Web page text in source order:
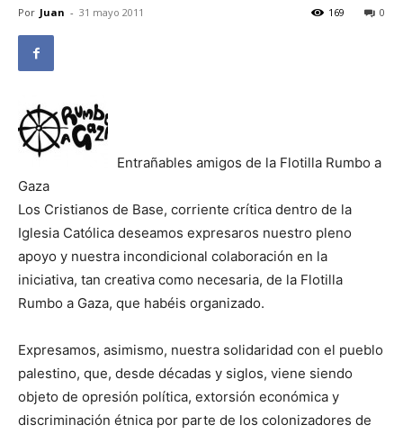
Por Juan - 31 mayo 2011 0
169
Entrañables amigos de la Flotilla Rumbo a
Gaza
Los Cristianos de Base, corriente crítica dentro de la
Iglesia Católica deseamos expresaros nuestro pleno
apoyo y nuestra incondicional colaboración en la
iniciativa, tan creativa como necesaria, de la Flotilla
Rumbo a Gaza, que habéis organizado.
Expresamos, asimismo, nuestra solidaridad con el pueblo
palestino, que, desde décadas y siglos, viene siendo
objeto de opresión política, extorsión económica y
discriminación étnica por parte de los colonizadores de